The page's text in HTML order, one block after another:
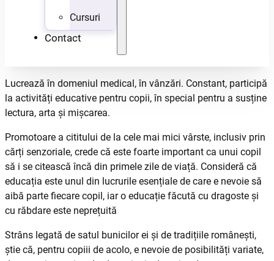
Cursuri
Contact
Lucrează în domeniul medical, în vânzări. Constant, participă
la activități educative pentru copii, în special pentru a susține
lectura, arta și mișcarea.
Promotoare a cititului de la cele mai mici vârste, inclusiv prin
cărți senzoriale, crede că este foarte important ca unui copil
să i se citească încă din primele zile de viață. Consideră că
educația este unul din lucrurile esențiale de care e nevoie să
aibă parte fiecare copil, iar o educație făcută cu dragoste și
cu răbdare este neprețuită
Strâns legată de satul bunicilor ei și de tradițiile românești,
știe că, pentru copiii de acolo, e nevoie de posibilități variate,